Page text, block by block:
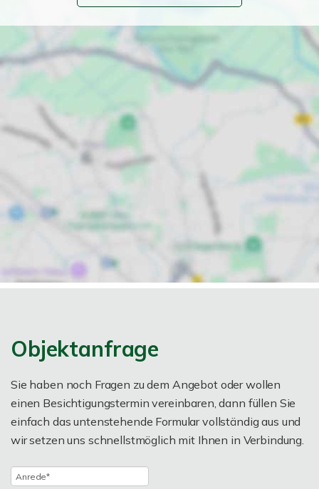
Objektanfrage
Sie haben noch Fragen zu dem Angebot oder wollen
einen Besichtigungstermin vereinbaren, dann füllen Sie
einfach das untenstehende Formular vollständig aus und
wir setzen uns schnellstmöglich mit Ihnen in Verbindung.